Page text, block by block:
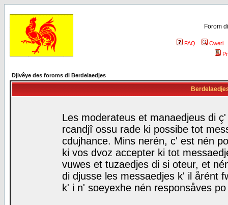
Forom
FAQ
Cweri
Djivêye des foroms di Berdelaedjes
Les moderateus et manaedjeus di
rcandjî ossu rade ki possibe tot
cdujhance. Mins nerén, c' est nén
ki vos dvoz accepter ki tot
vuwes et tuzaedjes di si oteur, et
di djusse les messaedjes k' il årént
k' i n' soeyexhe nén responsåves